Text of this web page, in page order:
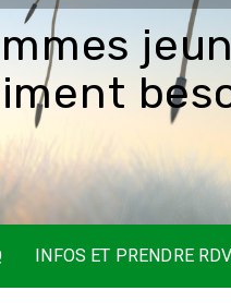
mmes jeun
iment bes
INFOS ET PRENDRE RDV